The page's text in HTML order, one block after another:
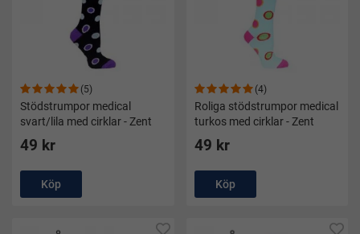
(5)
Stödstrumpor medical
svart/lila med cirklar - Zent
49 kr
Köp
(4)
Roliga stödstrumpor medical
turkos med cirklar - Zent
49 kr
Köp